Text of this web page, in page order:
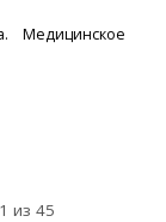
Медицинское
из 45